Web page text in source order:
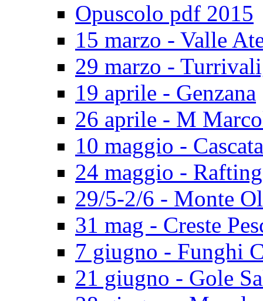
Opuscolo pdf 2015
15 marzo - Valle
29 marzo -
19 aprile - Genzana
26 aprile - M
10 maggio -
24 maggio -
29/5-2/6 - Monte
31 mag - Creste
7 giugno - Funghi
21 giugno - Gole